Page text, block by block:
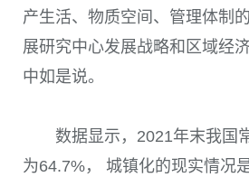
产生活、物质空间、管理体制
展研究中心发展战略和区域经
中如是说。
数据显示， 2021年末我国
为64.7%， 城镇化的现实情况